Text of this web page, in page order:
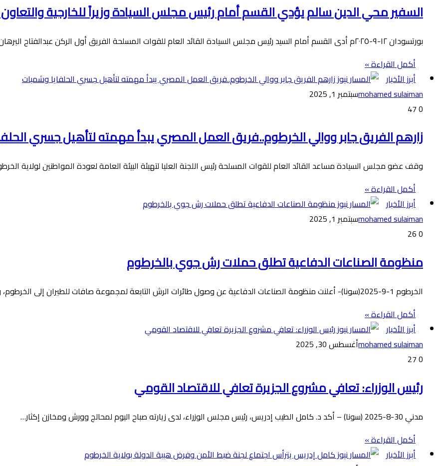
السفير محي الدين سالم يؤدي القسم أمام رئيس مجلس السيادة وزيراً للخارجية
بورتسودان ١٢-٩-٢٠٢٥م أدى القسم أمام السيد رئيس مجلس السيادة القائد العام للقوات المسلحة الفريق أول الركن عبدالفتاح البرهان، اليوم، السفير…
أكمل القراءة »
أبرز الأخبار
mohamed sulaimanسبتمبر 1, 2025
0
زارهم الفريق جابر ووالي الخرطوم..فريق العمل المصري يبدأ مهمته لتأهيل جسري
وقف عضو مجلس السيادة مساعد القائد العام للقوات المسلحة رئيس اللجنة العليا لتهيئة البيئة العامة لعودة المواطنين لولاية
أكمل القراءة »
أبرز الأخبار
mohamed sulaimanسبتمبر 1, 2025
0
منظومة الصناعات الدفاعية تطلق حملات رش جوي بالخرطوم
الخرطوم 1-9-2025(سونا)- أعلنت منظومة الصناعات الدفاعية عن وصول طائرات الرش التابعة لمجموعة صافات للطيران إلى الخرطوم، والبدء في تنفيذ حملات…
أكمل القراءة »
أبرز الأخبار
mohamed sulaimanأغسطس 30, 2025
0
رئيس الوزراء: تعافي مشروع الجزيرة تعافي للاقتصاد القومي
مدني 30-8-2025 (سونا) – أكد د. كامل الطيب إدريس، رئيس مجلس الوزراء، لدى زيارته صباح اليوم لمحالج وورش ومخازن إكثار…
أكمل القراءة »
أبرز الأخبار